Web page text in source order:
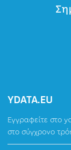
ΥDATA.EU
Εγγραφείτε στο
στο σύγχρονο